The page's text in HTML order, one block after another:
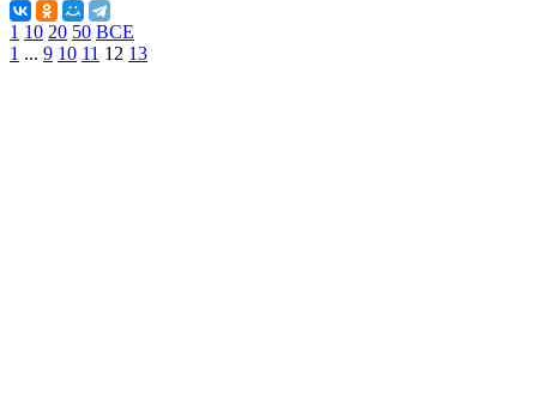
1 10 20 50 ВСЕ
1 ... 9 10 11 12 13